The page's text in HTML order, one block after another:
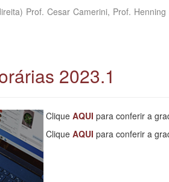
Prof. Cesar Camerini, Prof.
2023.1
Clique AQUI para conferir a
Clique AQUI para conferir a